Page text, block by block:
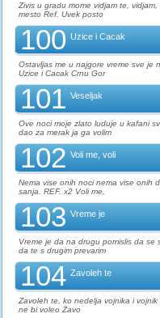
Zivis u gradu mome vidjam te,
mesto Ref. Uvek posto
100 Uzice i Cacak
Ostavljas me u najgore vreme sve je
Uzice i Cacak Crnu Gor
101 Veseljak
Ove noci moje zlato luduje u kafani
dao za merak ja ga volim
102 Voli me, voli
Nema vise onih noci nema vise onih
sanja. REF. x2 Voli me,
103 Vreme je
Vreme je da na drugu pomislis da se
da te s drugim prevarim
104 Zavoleh te
Zavoleh te, ko nedelja vojnika i
ne bi voleo Zavo